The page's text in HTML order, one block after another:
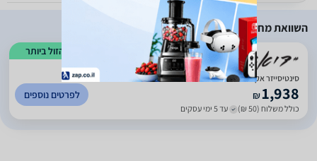
השוואת מחירים
הזול ביותר
5
(
320
)
סינטיסייזר אקאי AKAI PROFESSIONAL TimbreWolf
₪1,938
כולל משלוח (50 ₪) עד 5 ימי עסקים
לפרטים נוספים